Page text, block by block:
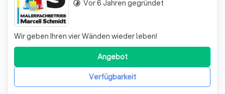
Wir geben Ihren vier Wänden wieder leben!
Verfügbarkeit
Angebot
timelapse Vor 6 Jahren gegründet